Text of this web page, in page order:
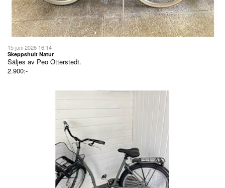
15 juni 2026 16:14
Skeppshult Natur
Säljes av Peo Otterstedt.
2.900:-